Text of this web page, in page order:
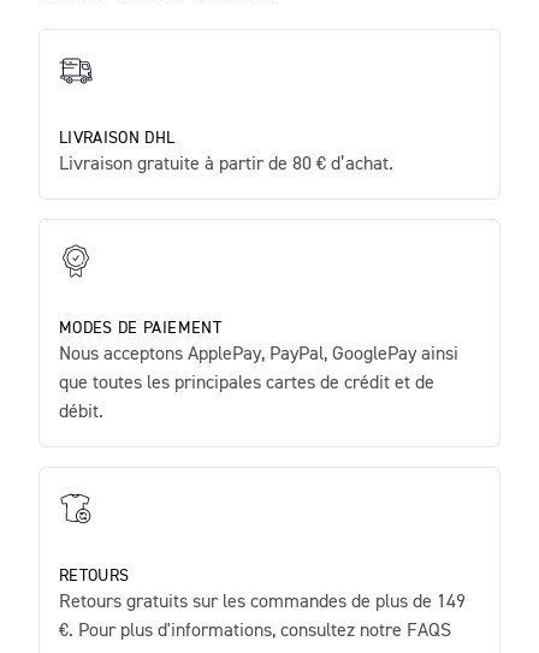
LIVRAISON DHL
Livraison gratuite à partir de 80 € d’achat.
MODES DE PAIEMENT
Nous acceptons ApplePay, PayPal, GooglePay ainsi
que toutes les principales cartes de crédit et de
débit.
RETOURS
Retours gratuits sur les commandes de plus de 149
€. Pour plus d'informations, consultez notre FAQS